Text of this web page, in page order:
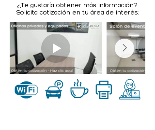
¿Te gustaría obtener más información?
Solicita cotización en tu área de interés: